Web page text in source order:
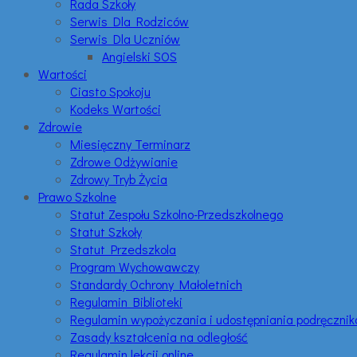
Rada Szkoły
Serwis Dla Rodziców
Serwis Dla Uczniów
Angielski SOS
Wartości
Ciasto Spokoju
Kodeks Wartości
Zdrowie
Miesięczny Terminarz
Zdrowe Odżywianie
Zdrowy Tryb Życia
Prawo Szkolne
Statut Zespołu Szkolno-Przedszkolnego
Statut Szkoły
Statut Przedszkola
Program Wychowawczy
Standardy Ochrony Małoletnich
Regulamin Biblioteki
Regulamin wypożyczania i udostępniania
Zasady kształcenia na odległość